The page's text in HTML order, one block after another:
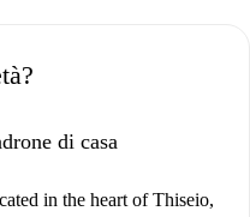
di casa
in the heart of Thiseio,